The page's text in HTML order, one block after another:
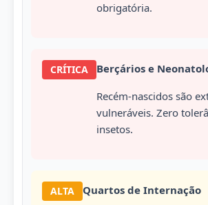
obrigatória.
CRÍTICA
Berçários e
Recém-nascidos são
vulneráveis. Zero
insetos.
ALTA
Quartos de Internação